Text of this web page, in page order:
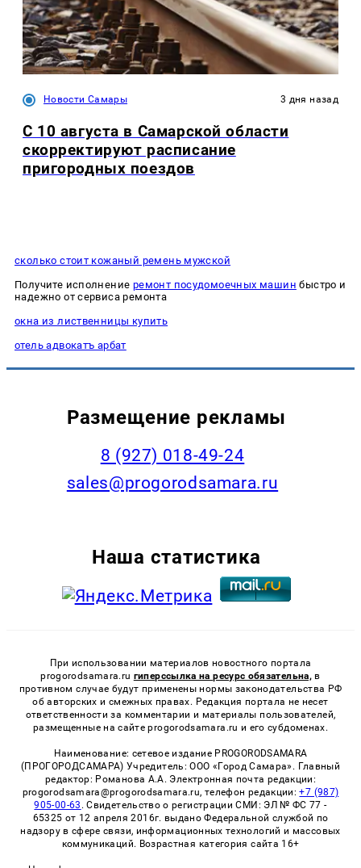
Новости Самары 3 дня назад
С 10 августа в Самарской области
скорректируют расписание
пригородных поездов
сколько стоит кожаный ремень мужской
Получите исполнение ремонт посудомоечных машин быстро и
надежно от сервиса ремонта
окна из лиственницы купить
отель адвокатъ арбат
Размещение рекламы
8 (927) 018-49-24
sales@progorodsamara.ru
Наша статистика
При использовании материалов новостного портала
progorodsamara.ru гиперссылка на ресурс обязательна, в
противном случае будут применены нормы законодательства РФ
об авторских и смежных правах. Редакция портала не несет
ответственности за комментарии и материалы пользователей,
размещенные на сайте progorodsamara.ru и его субдоменах.
Наименование: сетевое издание PROGORODSAMARA
(ПРОГОРОДСАМАРА) Учредитель: ООО «Город Самара». Главный
редактор: Романова А.А. Электронная почта редакции:
progorodsamara@progorodsamara.ru, телефон редакции:+7 (987)
905-00-63 . Свидетельство о регистрации СМИ: ЭЛ № ФС 77 -
65325 от 12 апреля 2016г. выдано Федеральной службой по
надзору в сфере связи, информационных технологий и массовых
коммуникаций. Возрастная категория сайта 16+